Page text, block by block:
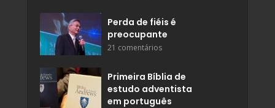
Perda de fiéis é
preocupante
21 comentários
Primeira Bíblia de
estudo adventista
em português